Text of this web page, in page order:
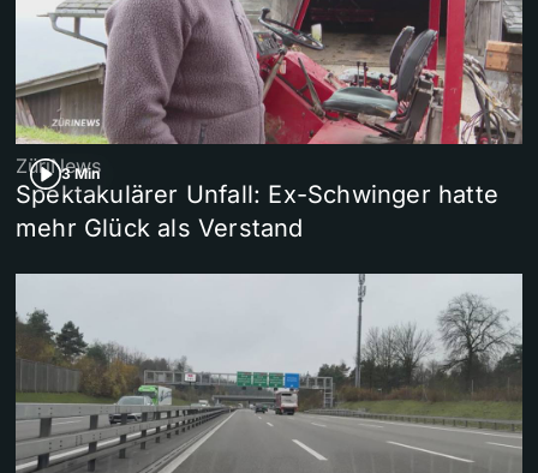
3 Min
ZüriNews
Spektakulärer Unfall: Ex-Schwinger hatte
mehr Glück als Verstand